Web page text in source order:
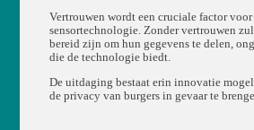
Vertrouwen wordt een cruciale factor voor
sensortechnologie. Zonder vertrouwen
bereid zijn om hun gegevens te delen,
die de technologie biedt.
De uitdaging bestaat erin innovatie
de privacy van burgers in gevaar te